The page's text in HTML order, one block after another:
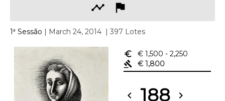
timeline
flag
1ª Sessão | March 24, 2014 | 397 Lotes
euro_symbol € 1,500 - 2,250
gavel
€ 1,800
chevron_left 188 chevron_right